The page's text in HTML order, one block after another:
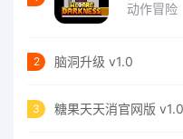
动作冒险
2 脑洞升级 v1.0
3 糖果天天消官网版